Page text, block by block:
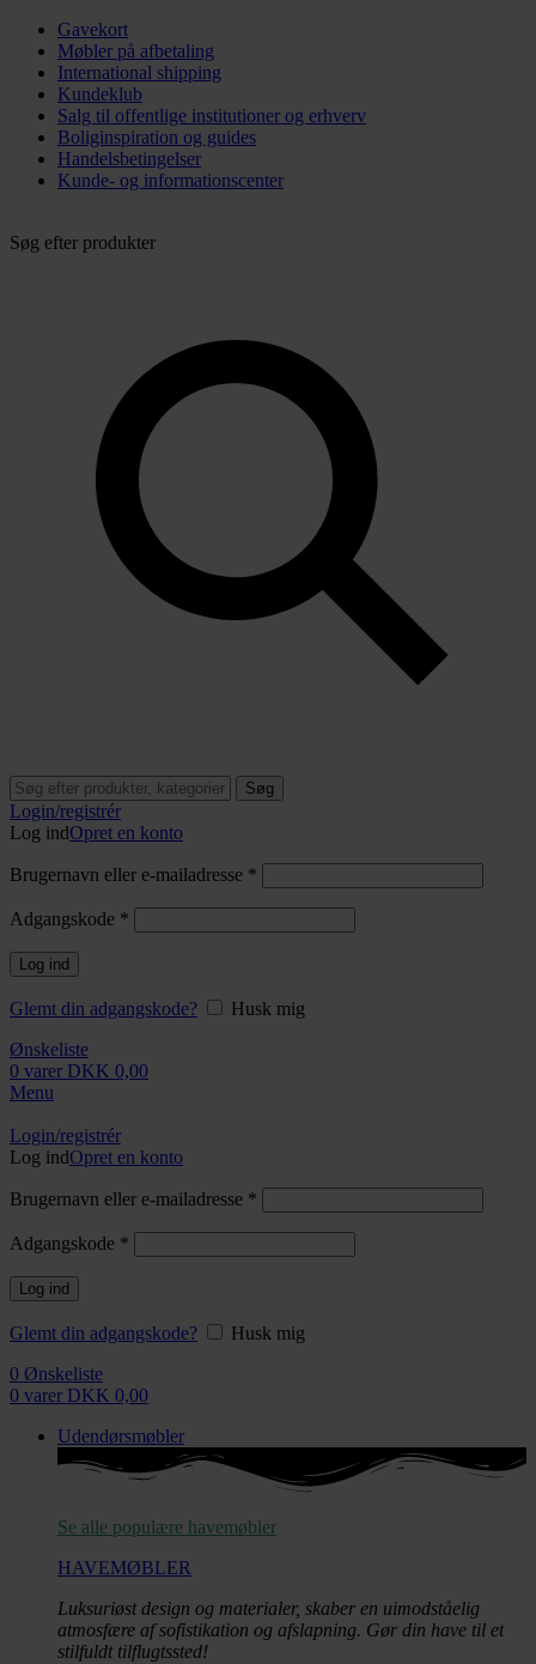
Gavekort
Møbler på afbetaling
International shipping
Kundeklub
Salg til offentlige institutioner og erhverv
Boliginspiration og guides
Handelsbetingelser
Kunde- og informationscenter
Søg efter produkter
Søg
Login/registrér
Log indOpret en konto
Brugernavn eller e-mailadresse *
Adgangskode *
Log ind
Glemt din adgangskode?
Husk mig
Ønskeliste
0 varer DKK 0,00
Menu
Login/registrér
Log indOpret en konto
Brugernavn eller e-mailadresse *
Adgangskode *
Log ind
Glemt din adgangskode?
Husk mig
0 Ønskeliste
0 varer DKK 0,00
Udendørsmøbler
Se alle populære havemøbler
HAVEMØBLER
Luksuriøst design og materialer, skaber en uimodståelig
atmosfære af sofistikation og afslapning. Gør din have til et
stilfuldt tilflugtssted!